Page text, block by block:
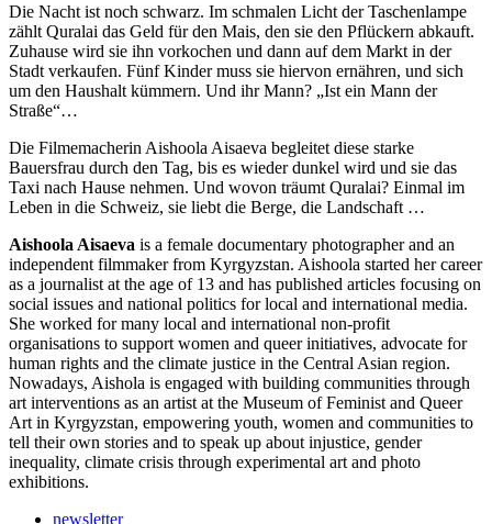
Die Nacht ist noch schwarz. Im schmalen Licht der Taschenlampe
zählt Quralai das Geld für den Mais, den sie den Pflückern abkauft.
Zuhause wird sie ihn vorkochen und dann auf dem Markt in der
Stadt verkaufen. Fünf Kinder muss sie hiervon ernähren, und sich
um den Haushalt kümmern. Und ihr Mann? „Ist ein Mann der
Straße“…
Die Filmemacherin Aishoola Aisaeva begleitet diese starke
Bauersfrau durch den Tag, bis es wieder dunkel wird und sie das
Taxi nach Hause nehmen. Und wovon träumt Quralai? Einmal im
Leben in die Schweiz, sie liebt die Berge, die Landschaft …
Aishoola Aisaeva is a female documentary photographer and an
independent filmmaker from Kyrgyzstan. Aishoola started her career
as a journalist at the age of 13 and has published articles focusing on
social issues and national politics for local and international media.
She worked for many local and international non-profit
organisations to support women and queer initiatives, advocate for
human rights and the climate justice in the Central Asian region.
Nowadays, Aishola is engaged with building communities through
art interventions as an artist at the Museum of Feminist and Queer
Art in Kyrgyzstan, empowering youth, women and communities to
tell their own stories and to speak up about injustice, gender
inequality, climate crisis through experimental art and photo
exhibitions.
newsletter